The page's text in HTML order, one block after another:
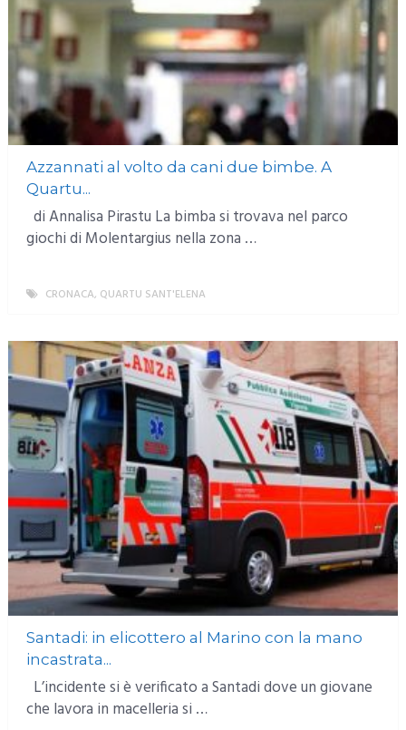
Azzannati al volto da cani due bimbe. A
Quartu...
di Annalisa Pirastu La bimba si trovava nel parco
giochi di Molentargius nella zona …
CRONACA, QUARTU SANT'ELENA
Santadi: in elicottero al Marino con la mano
incastrata...
L’incidente si è verificato a Santadi dove un giovane
che lavora in macelleria si …